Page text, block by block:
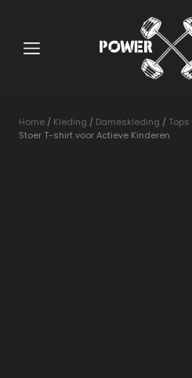
Home / Kleding / Dameskleding / Tops
Stoer T-shirt voor Actieve Kinderen